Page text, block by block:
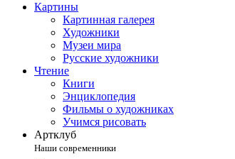
Картины
Картинная галерея
Художники
Музеи мира
Русские художники
Чтение
Книги
Энциклопедия
Фильмы о художниках
Учимся рисовать
Артклуб
Наши современники